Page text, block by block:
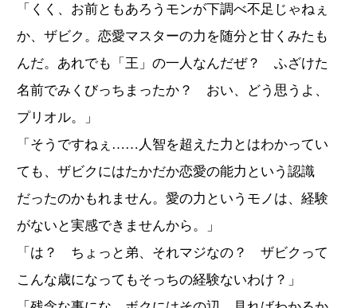
「くく、お前ともあろうモンが下調べ不足じゃねぇ
か、ザビク。恋愛マスターの力を随分と甘くみたも
んだ。あれでも「王」の一人なんだぜ？ ふざけた
名前でみくびっちまったか？ おい、どう思うよ、
プリオル。」
「そうですねぇ……人智を超えた力とはわかってい
ても、ザビクにはたかだか恋愛の能力という認識
だったのかもれません。愛の力というモノは、経験
がないと実感できませんから。」
「は？ ちょっと弟、それマジなの？ ザビクって
こんな歳になってもそっちの経験ないわけ？」